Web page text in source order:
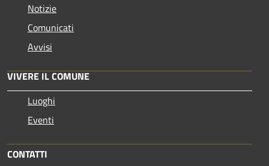
Notizie
Comunicati
Avvisi
VIVERE IL COMUNE
Luoghi
Eventi
CONTATTI